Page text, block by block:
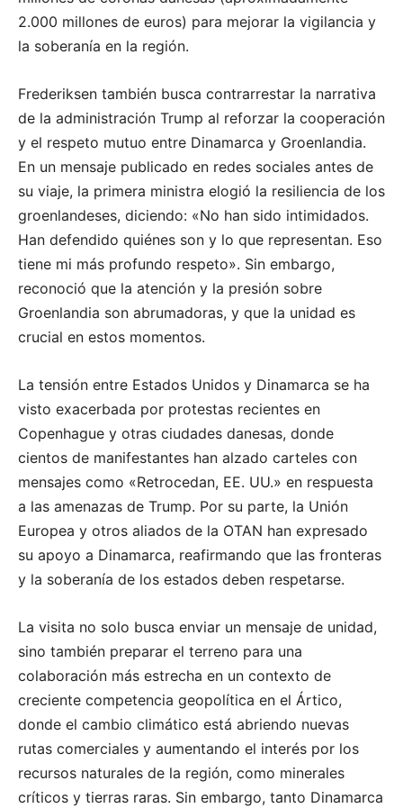
2.000 millones de euros) para mejorar la vigilancia y
la soberanía en la región.
Frederiksen también busca contrarrestar la narrativa
de la administración Trump al reforzar la cooperación
y el respeto mutuo entre Dinamarca y Groenlandia.
En un mensaje publicado en redes sociales antes de
su viaje, la primera ministra elogió la resiliencia de los
groenlandeses, diciendo: «No han sido intimidados.
Han defendido quiénes son y lo que representan. Eso
tiene mi más profundo respeto». Sin embargo,
reconoció que la atención y la presión sobre
Groenlandia son abrumadoras, y que la unidad es
crucial en estos momentos.
La tensión entre Estados Unidos y Dinamarca se ha
visto exacerbada por protestas recientes en
Copenhague y otras ciudades danesas, donde
cientos de manifestantes han alzado carteles con
mensajes como «Retrocedan, EE. UU.» en respuesta
a las amenazas de Trump. Por su parte, la Unión
Europea y otros aliados de la OTAN han expresado
su apoyo a Dinamarca, reafirmando que las fronteras
y la soberanía de los estados deben respetarse.
La visita no solo busca enviar un mensaje de unidad,
sino también preparar el terreno para una
colaboración más estrecha en un contexto de
creciente competencia geopolítica en el Ártico,
donde el cambio climático está abriendo nuevas
rutas comerciales y aumentando el interés por los
recursos naturales de la región, como minerales
críticos y tierras raras. Sin embargo, tanto Dinamarca